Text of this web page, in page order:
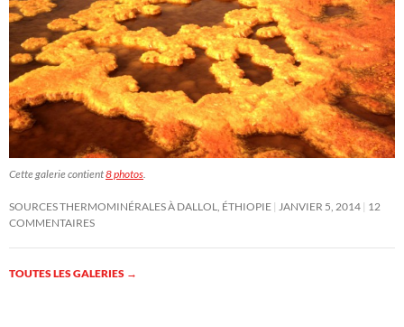
Cette galerie contient8 photos.
SOURCES THERMOMINÉRALES À DALLOL, ÉTHIOPIE JANVIER 5, 2014 12
COMMENTAIRES
TOUTES LES GALERIES →